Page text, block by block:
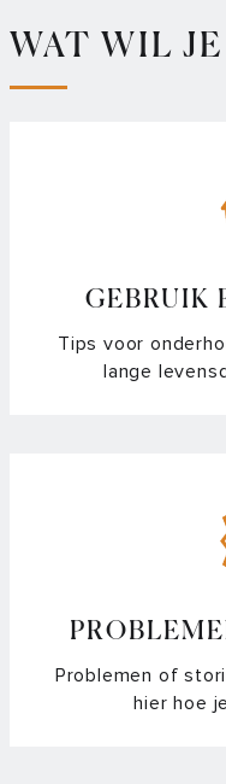
Waarom moet ik mijn
Hoe maak ik gelakt of
De handgreep van
Hoe maak ik mijn
Kan ik de
pyrolyse reiniging?
Verschil in softclose
WAT WIL
GEBRUIK
Tips voor
lange
Problemen of
hier hoe